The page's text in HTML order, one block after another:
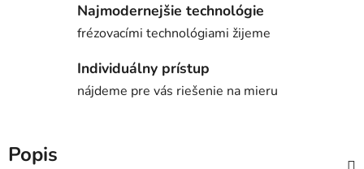
Najmodernejšie technológie
frézovacími technológiami žijeme
Individuálny prístup
nájdeme pre vás riešenie na mieru
Popis